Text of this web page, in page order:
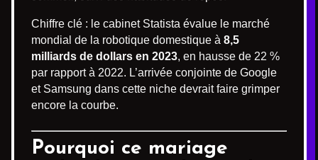
Chiffre clé : le cabinet Statista évalue le marché
mondial de la robotique domestique à 8,5
milliards de dollars en 2023, en hausse de 22 %
par rapport à 2022. L’arrivée conjointe de Google
et Samsung dans cette niche devrait faire grimper
encore la courbe.
Pourquoi ce mariage